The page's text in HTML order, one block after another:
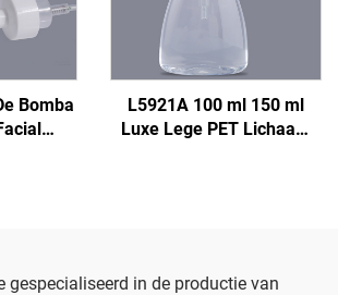
Bomba
L5921A 100 ml 150 ml
Luxe Lege PET Lichaam
gespecialiseerd in de productie van